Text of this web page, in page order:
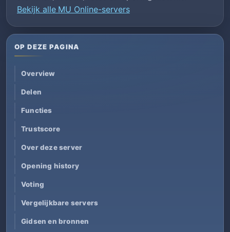
Bekijk alle MU Online-servers
OP DEZE PAGINA
Overview
Delen
Functies
Trustscore
Over deze server
Opening history
Voting
Vergelijkbare servers
Gidsen en bronnen